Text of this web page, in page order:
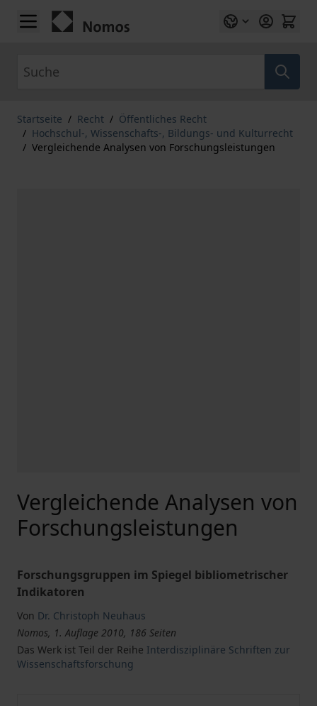
Zum Inhalt springen
Startseite / Recht / Öffentliches Recht
/ Hochschul-, Wissenschafts-, Bildungs- und Kulturrecht
/ Vergleichende Analysen von Forschungsleistungen
Vergleichende Analysen von
Forschungsleistungen
Forschungsgruppen im Spiegel bibliometrischer
Indikatoren
Von Dr. Christoph Neuhaus
Nomos, 1. Auflage 2010, 186 Seiten
Das Werk ist Teil der Reihe Interdisziplinäre Schriften zur
Wissenschaftsforschung